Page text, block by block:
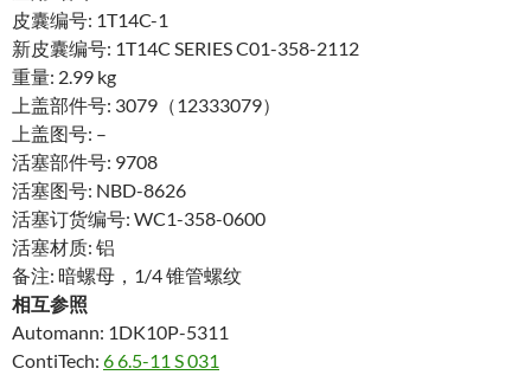
皮囊编号: 1T14C-1
新皮囊编号: 1T14C SERIES C01-358-2112
重量: 2.99 kg
上盖部件号: 3079（12333079）
上盖图号: –
活塞部件号: 9708
活塞图号: NBD-8626
活塞订货编号: WC1-358-0600
活塞材质: 铝
备注: 暗螺母，1/4 锥管螺纹
相互参照
Automann: 1DK10P-5311
ContiTech: 6 6.5-11 S 031